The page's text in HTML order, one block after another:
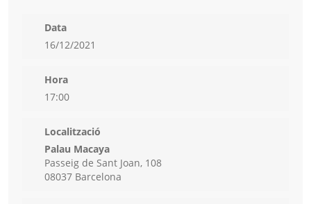
Data
16/12/2021
Hora
17:00
Localització
Palau Macaya
Passeig de Sant Joan, 108
08037 Barcelona